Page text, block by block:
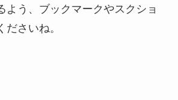
よう、ブックマークやスクショ
さいね。